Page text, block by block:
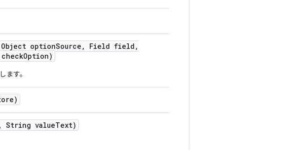
Object optionSource , Field field ,
Option)
ます。
, String valueText)